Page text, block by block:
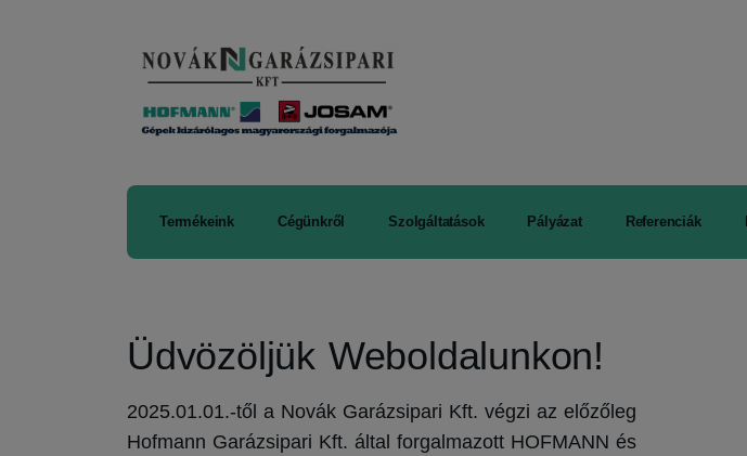
Termékeink Cégünkről Szolgáltatások Pályázat Referenciák
Üdvözöljük Weboldalunkon!
2025.01.01.-től a Novák Garázsipari Kft. végzi az előzőleg
Hofmann Garázsipari Kft. által forgalmazott HOFMANN és